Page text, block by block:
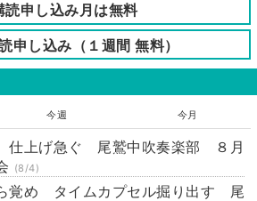
読申し込み月は無料
申し込み（１週間 無料）
今週 今月
仕上げ急ぐ 尾鷲中吹奏楽部 ８月
(8/4)
覚め タイムカプセル掘り出す 尾